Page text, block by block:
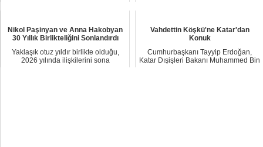
Nikol Paşinyan ve Anna Hakobyan
30 Yıllık Birlikteliğini Sonlandırdı
Yaklaşık otuz yıldır birlikte olduğu,
2026 yılında ilişkilerini sona
Vahdettin Köşkü'ne Katar'dan
Konuk
Cumhurbaşkanı Tayyip Erdoğan,
Katar Dışişleri Bakanı Muhammed Bin